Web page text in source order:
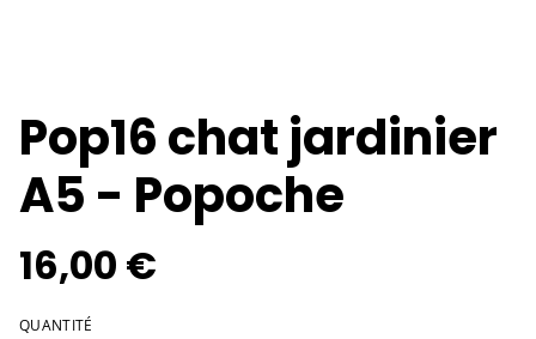
Pop16 chat jardinier
A5 - Popoche
16,00 €
QUANTITÉ